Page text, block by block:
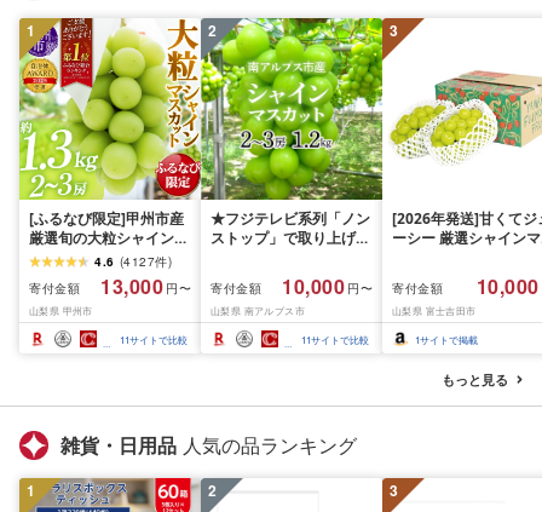
1
[ふるなび限定]甲州市産
厳選旬の大粒シャインマ
スカット 約1.3kg 2〜3
房[2026年発送]
(MG)B12-472 FN-
Limited-VO シャインマ
スカット フルーツ
4.6 (4127件)
寄付金額
13,000 円〜
山梨県 甲州市
11サイトで比較
2
★フジテレビ系列「ノン
ストップ」で取り上げら
先行予約]南アルプス市
産シャインマスカット
1.2kg以上(2〜3房)ふる
さと納税 おすすめ 山梨
県 南アルプス市 送料無
寄付金額 10,000 円〜
山梨県 南アルプス市
11サイトで比較
3
[2026年発送]甘くてジ
ーシー 厳選シャインマ
月前半(1〜15日)から
月下旬までの発送) フ
ーツ ぶどう 果物 山梨
産 2026 旬 大粒 高級
寄付金額 10,000
山梨県 富士吉田市
1サイトで掲載
もっと見る
雑貨・日用品 人気の品ランキング
1 2 3